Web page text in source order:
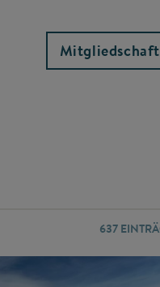
Mitgliedschaft
637